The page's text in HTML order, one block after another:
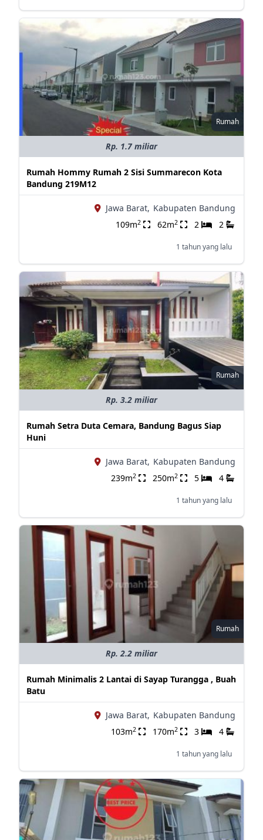
Rumah
Rp. 1.7 miliar
Rumah Hommy Rumah 2 Sisi Summarecon Kota
Bandung 219M12
Jawa Barat, Kabupaten Bandung
109m2 62m2 2 2
1 tahun yang lalu
Rumah
Rp. 3.2 miliar
Rumah Setra Duta Cemara, Bandung Bagus Siap
Huni
Jawa Barat, Kabupaten Bandung
239m2 250m2 5 4
1 tahun yang lalu
Rumah
Rp. 2.2 miliar
Rumah Minimalis 2 Lantai di Sayap Turangga , Buah
Batu
Jawa Barat, Kabupaten Bandung
103m2 170m2 3 4
1 tahun yang lalu